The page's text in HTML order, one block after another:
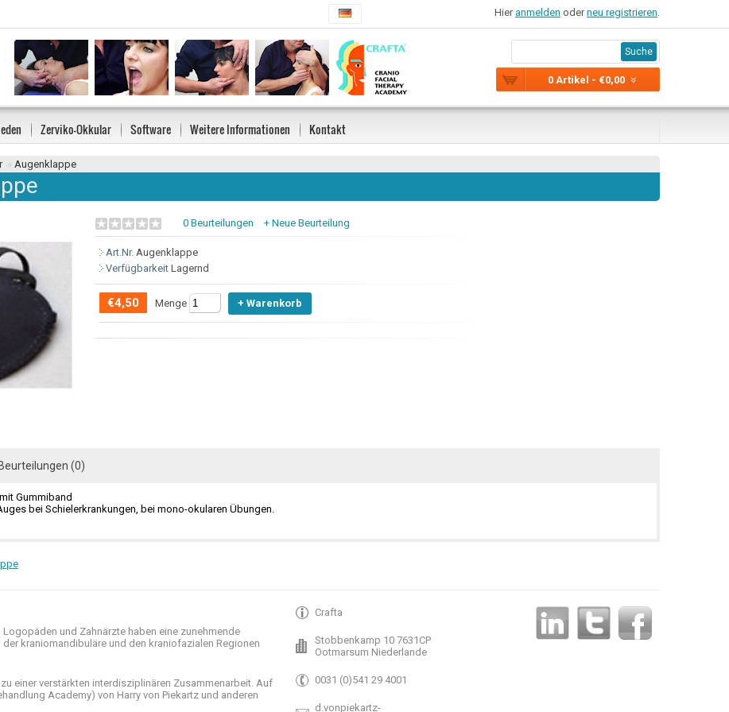
0 Artikel - €0,00
Suche
Hier anmelden oderneu registrieren.
Zerviko-Okkular Software Weitere Informationen Kontakt
» Augenklappe
0 Beurteilungen + Neue Beurteilung
Art.Nr. Augenklappe
Verfügbarkeit Lagernd
€4,50 Menge
Beurteilungen (0)
Gummiband
bei Schielerkrankungen, bei mono-okularen Übungen.
Logopäden und Zahnärzte haben eine zunehmende
der kraniomandibuläre und den kraniofazialen Regionen
zu einer verstärkten interdisziplinären Zusammenarbeit. Auf
Academy) von Harry von Piekartz und anderen
Crafta
Stobbenkamp 10 7631CP
Ootmarsum Niederlande
0031 (0)541 29 4001
d.vonpiekartz-